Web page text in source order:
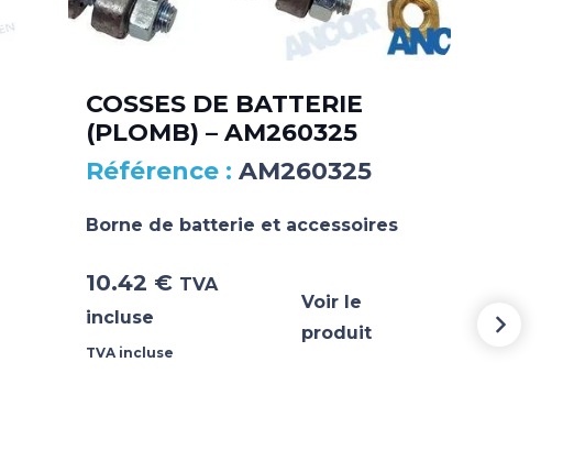
COSSES DE BATTERIE
(PLOMB) – AM260325
AM260325
Borne de batterie et accessoires
10.42 € TVA
incluse
TVA incluse
Voir le
produit